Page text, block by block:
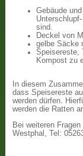
Gebäude
sind.
Deckel von
gelbe Säcke
Speisereste,
In diesem
dass Speisereste
werden dürfen.
werden die Ratten
Bei weiteren
Westphal, Tel: